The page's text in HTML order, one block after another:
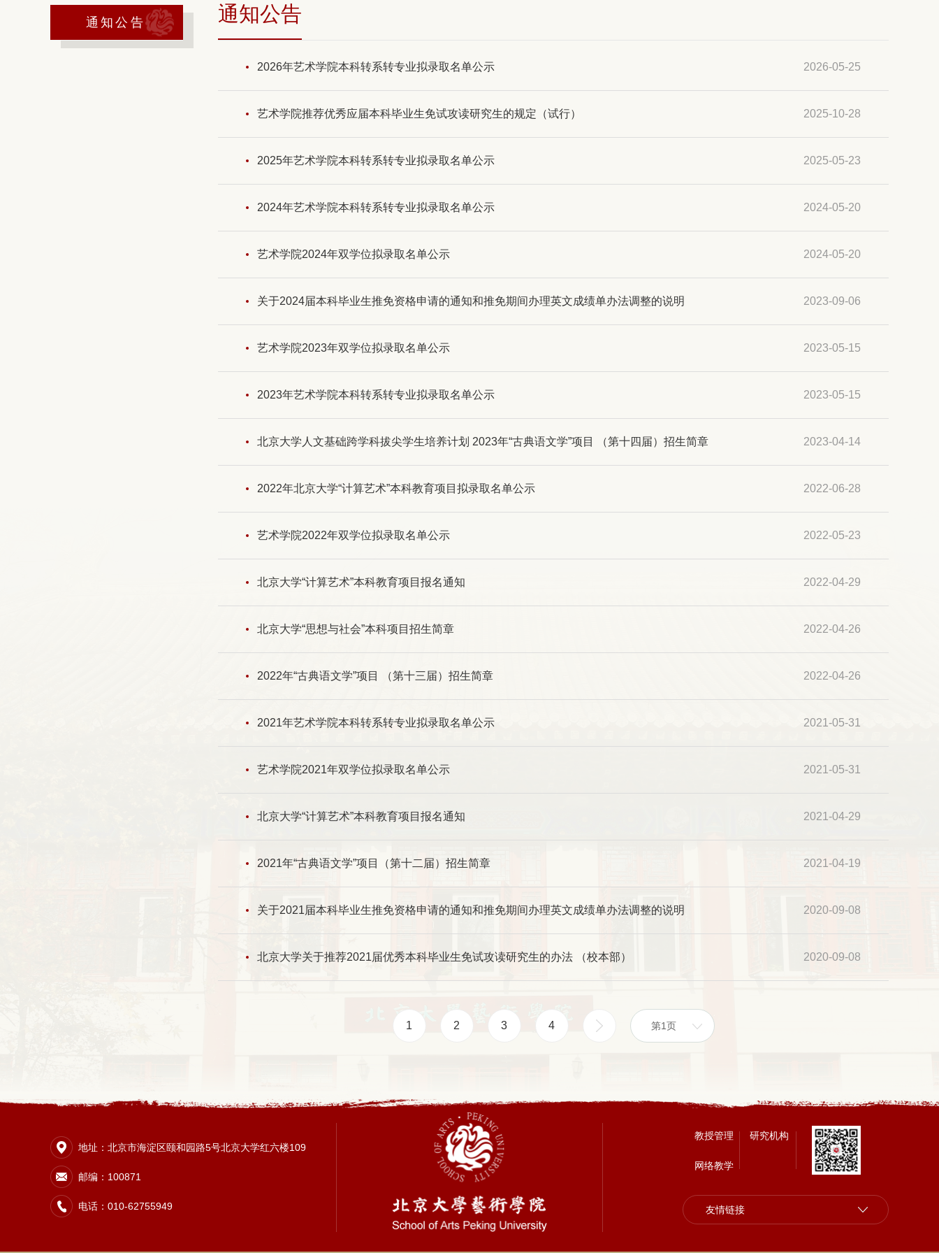
通知公告 通知公告
2026-05-25
2026年艺术学院本科转系转专业拟录取名单公示
2025-10-28
艺术学院推荐优秀应届本科毕业生免试攻读研究生的规定（试行）
2025-05-23
2025年艺术学院本科转系转专业拟录取名单公示
2024-05-20
2024年艺术学院本科转系转专业拟录取名单公示
2024-05-20
艺术学院2024年双学位拟录取名单公示
2023-09-06
关于2024届本科毕业生推免资格申请的通知和推免期间办理英文成绩单办法调整的说明
2023-05-15
艺术学院2023年双学位拟录取名单公示
2023-05-15
2023年艺术学院本科转系转专业拟录取名单公示
2023-04-14
北京大学人文基础跨学科拔尖学生培养计划 2023年“古典语文学”项目 （第十四届）招生简章
2022-06-28
2022年北京大学“计算艺术”本科教育项目拟录取名单公示
2022-05-23
艺术学院2022年双学位拟录取名单公示
2022-04-29
北京大学“计算艺术”本科教育项目报名通知
2022-04-26
北京大学“思想与社会”本科项目招生简章
2022-04-26
2022年“古典语文学”项目 （第十三届）招生简章
2021-05-31
2021年艺术学院本科转系转专业拟录取名单公示
2021-05-31
艺术学院2021年双学位拟录取名单公示
2021-04-29
北京大学“计算艺术”本科教育项目报名通知
2021-04-19
2021年“古典语文学”项目（第十二届）招生简章
2020-09-08
关于2021届本科毕业生推免资格申请的通知和推免期间办理英文成绩单办法调整的说明
2020-09-08
北京大学关于推荐2021届优秀本科毕业生免试攻读研究生的办法 （校本部）
1 2 3 4 第1页
地址：北京市海淀区颐和园路5号北京大学红六楼109
邮编：100871
电话：010-62755949
教授管理 研究机构
网络教学
友情链接